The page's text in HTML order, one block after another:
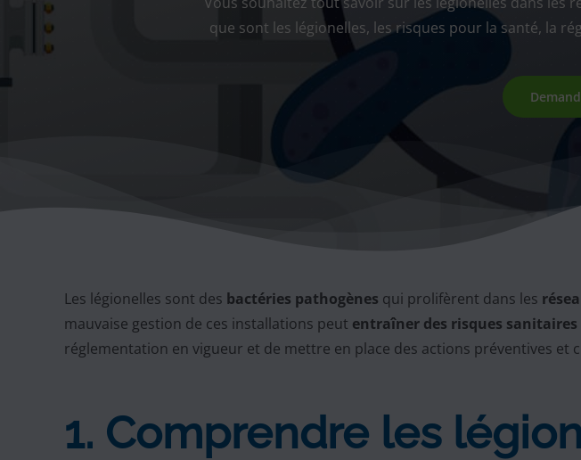
que sont les légionelles, les risques pour la santé, la
Les légionelles sont des bactéries pathogènes qui prolifèrent dans les
mauvaise gestion de ces installations peut entraîner des risques sanitaires
réglementation en vigueur et de mettre en place des actions préventives et
1. Comprendre les